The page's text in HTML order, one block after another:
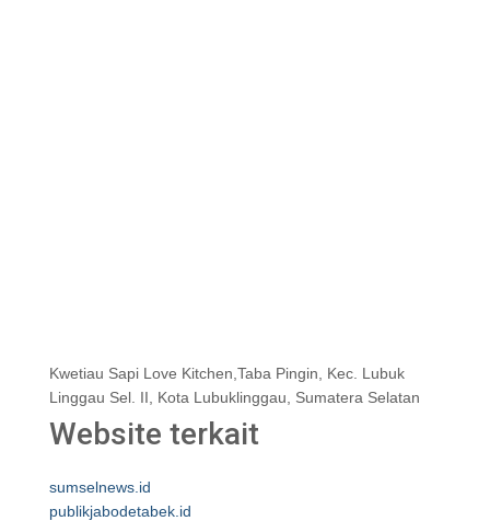
Kwetiau Sapi Love Kitchen,Taba Pingin, Kec. Lubuk
Linggau Sel. II, Kota Lubuklinggau, Sumatera Selatan
Website terkait
sumselnews.id
publikjabodetabek.id